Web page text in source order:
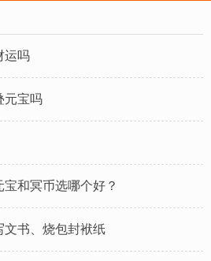
运吗
元宝吗
和冥币选哪个好？
文书、烧包封袱纸